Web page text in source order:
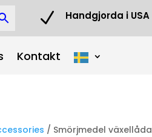
N Handgjorda i USA
Kontakt
/ Smörjmedel växellåda